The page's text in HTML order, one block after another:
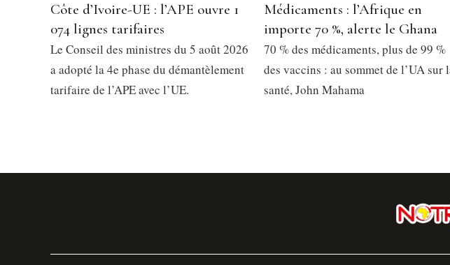
Côte d’Ivoire-UE : l’APE ouvre 1
074 lignes tarifaires
Le Conseil des ministres du 5 août 2026
a adopté la 4e phase du démantèlement
tarifaire de l’APE avec l’UE.
Médicaments : l’Afrique en
importe 70 %, alerte le Ghana
70 % des médicaments, plus de 99 %
des vaccins : au sommet de l’UA sur
santé, John Mahama